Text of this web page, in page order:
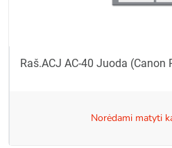
Raš.ACJ AC-40 Juoda (Canon
norėdami matyti